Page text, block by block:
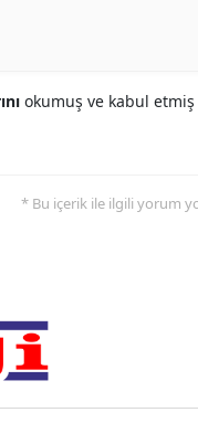
okumuş ve kabul etmiş
* Bu içerik ile ilgili yorum